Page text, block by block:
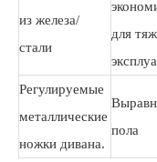
из железа/
стали
для
Регулируемые
металлические
ножки дивана.
пола